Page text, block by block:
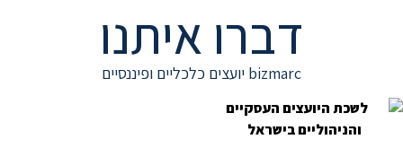
דברו איתנו
bizmarc יועצים כלכליים ופיננסיים